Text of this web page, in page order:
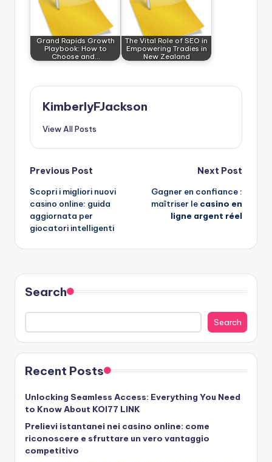
Grand Rapids Growth
Playbook: How to
Choose and…
The Vital Role of SEO in
Empowering Tradies in
New Zealand
KimberlyFJackson
View All Posts
Post
navigation
Previous Post
Scopri i migliori nuovi
casino online: guida
aggiornata per
giocatori intelligenti
Next Post
Gagner en confiance :
maîtriser le casino en
ligne argent réel
Search
Search
Recent Posts
Unlocking Seamless Access: Everything You Need
to Know About KOI77 LINK
Prelievi istantanei nei casino online: come
riconoscere e sfruttare un vero vantaggio
competitivo